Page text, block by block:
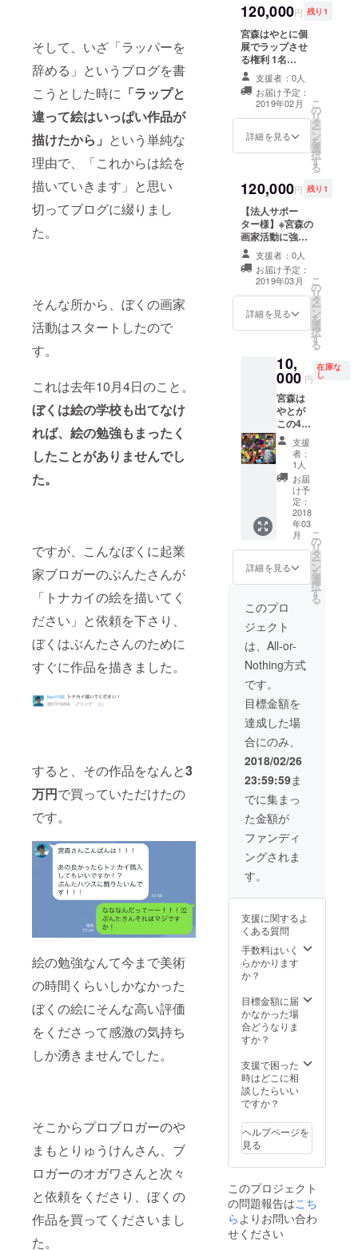
そして、いざ「ラッパーを
辞める」というブログを書
こうとした時に 「ラップと
違って絵はいっぱい作品が
描けたから」 という単純な
理由で、「これからは絵を
描いていきます」と思い
切ってブログに綴りまし
た。
そんな所から、ぼくの画家
活動はスタートしたので
す。
これは去年10月4日のこと。
ぼくは絵の学校も出てなけ
れば、絵の勉強もまったく
したことがありませんでし
た。
ですが、こんなぼくに起業
家ブロガーのぶんたさんが
「トナカイの絵を描いてく
ださい」と依頼を下さり、
ぼくはぶんたさんのために
すぐに作品を描きました。
すると、その作品をなんと3
万円で買っていただけたの
です。
絵の勉強なんて今まで美術
の時間くらいしかなかった
ぼくの絵にそんな高い評価
をくださって感激の気持ち
しか湧きませんでした。
そこからプロブロガーのや
まもとりゅうけんさん、ブ
ロガーのオガワさんと次々
と依頼をくださり、ぼくの
作品を買ってくださいまし
た。
間 個展にてお名
前掲載 ・年末の
「画家みやもの
忘年会」にご招
待。（最低限の
飲み代だけかか
ります）
の往復の交通費
ます。 ・1年間
みやものブログ
の「年間サポー
ター様一覧」に
「ゴールドサ
ポーター」とし
中）。※ウェブメ
ディアをお持ち
します。 支援の
際の「備考欄」
に掲載OKのお名
前orニックネー
ム、メディア名
とURLを必ずご
記入ください
（掲載期
間:2018年2月13
12日まで） ・
フェイスブック
に招待（先行情
報、サポーター
のみなさんのみ
の情報をお届け
します） ・みや
もの絵の依頼の
際の配送料
（2000円相当）
永年無料 ・みや
もグッズ永年
OFF（1001円以
上のグッズに限
ります） ・1年
間 個展にてお名
前掲載 ・年末の
「画家みやもの
忘年会」にご招
待。（最低限の
飲み代だけかか
ります）
ちの方はメディ
ア名とURLも掲
載します。 支援
の際の「備考
欄」に掲載OKの
お名前orニック
ネーム、メディ
ア名とURLを必
ずご記入くださ
間:2018年2月13
日〜2019年2月
秘密のグループ
報、サポーター
のみなさんのみ
の情報をお届け
します） ・みや
もの絵の依頼の
際の配送料
もグッズ永年
1000円
ります） ・1年
間 個展にてお名
前掲載 ・年末の
「画家みやもの
忘年会」にご招
待。（最低限の
飲み代だけかか
ります）
120,000円 残り1
宮森はやとに個
展でラップさせ
る権利 1名
120000円 （み
やもの活動を月
10000円×12ヶ
月の応援） ラッ
パーを2ヶ月で辞
めたてしまって
みやもにこの1年
せる権利です。
この支援をして
いただいたから
には2019年2月
13日までのどこ
かの個展でラッ
プを披露しま
す。 しっかりと
曲のPVも作ろう
1年間 みやもの
ブログの「年間
にラップさせる
人」としてお名
前掲載（文字サ
イズ 大）。※
ウェブメディア
をお持ちの方は
メディア名と
URLも掲載しま
す。 支援の際の
「備考欄」に掲
載OKのお名前or
ニックネーム、
メディア名と
URLを必ずご記
月13日〜2019年
2月12日まで）
ク秘密のグルー
プに招待（先行
情報、サポー
ターのみなさん
のみの情報をお
届けします） ・
みやもの絵の依
頼の際の配送料
（2000円相当）
永年無料 ・みや
もグッズ永年
1000円
OFF（1001円以
上のグッズに限
ります） ・1年
間 個展にてお名
前掲載 ・年末の
「画家みやもの
忘年会」にご招
待。（最低限の
飲み代だけかか
ります）
支援者：0人
お届け予定：
2019年02月
詳細を見る
こ
の
リ
タ
ー
ン
を
選
択
す
る
120,000円 残り1
【法人サポー
ター様】※宮森の
画家活動に強く
共感をいただけ
た法人様に限り
ます。 ・1年間
みやものブログ
の年間サポー
ター様一覧「法
大）。 支援の際
の「備考欄」に
法人名、ホーム
ページのURLを
必ずご記入くだ
さい（掲載期
間:2018年2月13
日〜2019年2月
12日まで） ・宮
森はやとが記事
広告（1記事）を
書かせていただ
きます。（もし
くは御社のメ
ディアに寄稿さ
す。 ・みやもの
絵の依頼の際の
相当）永年無料
・1年間 個展に
て会社名掲載
支援者：0人
お届け予定：
2019年03月
詳細を見る
こ
の
リ
タ
ー
ン
を
選
択
す
る
10,
000 円
在庫な
し
宮森は
やとが
この4ヶ
月使い
続けた
パレッ
ト！
（サイ
ン入
り） み
やもが
この4ヶ
月、創
作で使
い続け
レット
をサイ
ン入り
でお送
りしま
す。
ますと
「100円
均一で
購入し
たモ
ノ」で
す。 み
やもが
通い続
けてい
る画材
屋のス
タッフ
めは100
いいの
です
よ」と
勧めら
した。
しか
し、使
げでと
ても100
円均一
とは思
アート
性のあ
る、あ
る種の
品」に
仕上
がって
るので
はない
支援
者：
1人
お届
け予
定：
2018
年03
月
詳細を見る
こ
の
リ
タ
ー
ン
を
選
択
す
る
このプロ
ジェクト
は、All-or-
Nothing方式
です。
目標金額を
達成した場
合にのみ、
2018/02/26
23:59:59ま
でに集まっ
た金額が
ファンディ
ングされま
す。
支援に関するよ
くある質問
手数料はいく
らかかります
か？
目標金額に届
かなかった場
合どうなりま
すか？
支援で困った
時はどこに相
談したらいい
ですか？
ヘルプページを
見る
このプロジェクト
の問題報告はこち
らよりお問い合わ
せください